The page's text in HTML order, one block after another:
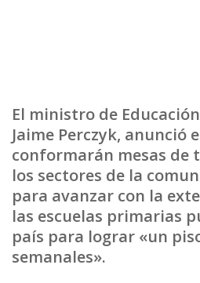
El ministro de
Jaime Perczyk, anunció
conformarán mesas de
los sectores de la
para avanzar con la
las escuelas primarias
país para lograr «un
semanales».